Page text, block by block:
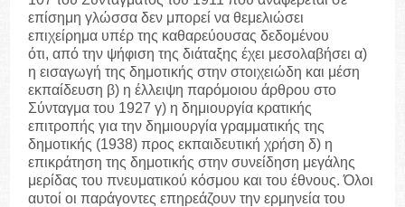
επίσημη γλώσσα δεν μπορεί να θεμελιώσει
επιχείρημα υπέρ της καθαρεύουσας δεδομένου
ότι, από την ψήφιση της διάταξης έχει μεσολαβήσει α)
η εισαγωγή της δημοτικής στην στοιχειώδη και μέση
εκπαίδευση β) η έλλειψη παρόμοιου άρθρου στο
Σύνταγμα του 1927 γ) η δημιουργία κρατικής
επιτροπής για την δημιουργία γραμματικής της
δημοτικής (1938) προς εκπαιδευτική χρήση δ) η
επικράτηση της δημοτικής στην συνείδηση μεγάλης
μερίδας του πνευματικού κόσμου και του έθνους. Όλοι
αυτοί οι παράγοντες επηρεάζουν την ερμηνεία του